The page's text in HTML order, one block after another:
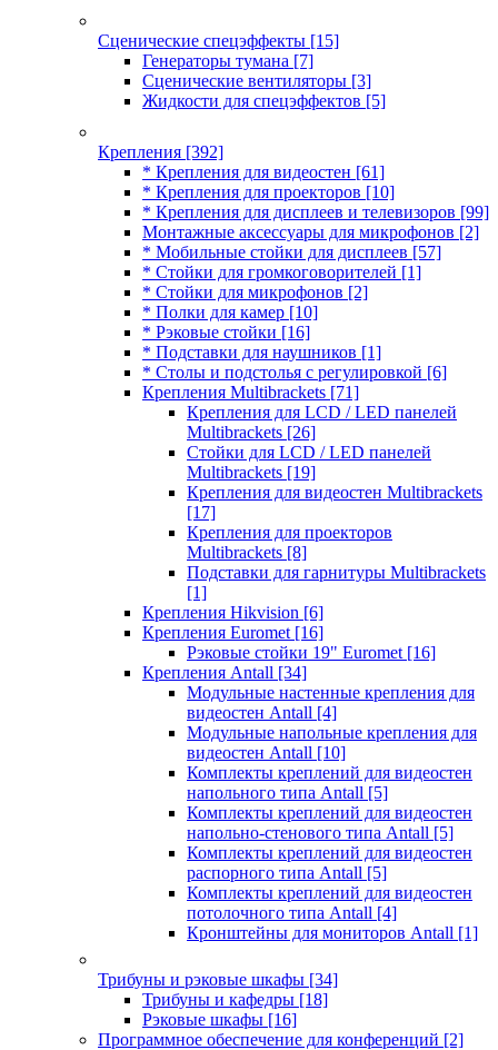
Сценические спецэффекты [15]
Генераторы тумана [7]
Сценические вентиляторы [3]
Жидкости для спецэффектов [5]
Крепления [392]
* Крепления для видеостен [61]
* Крепления для проекторов [10]
* Крепления для дисплеев и телевизоров [99]
Монтажные аксессуары для микрофонов [2]
* Мобильные стойки для дисплеев [57]
* Стойки для громкоговорителей [1]
* Стойки для микрофонов [2]
* Полки для камер [10]
* Рэковые стойки [16]
* Подставки для наушников [1]
* Столы и подстолья с регулировкой [6]
Крепления Multibrackets [71]
Крепления для LCD / LED панелей
Multibrackets [26]
Стойки для LCD / LED панелей
Multibrackets [19]
Крепления для видеостен Multibrackets
[17]
Крепления для проекторов
Multibrackets [8]
Подставки для гарнитуры Multibrackets
[1]
Крепления Hikvision [6]
Крепления Euromet [16]
Рэковые стойки 19" Euromet [16]
Крепления Antall [34]
Модульные настенные крепления для
видеостен Antall [4]
Модульные напольные крепления для
видеостен Antall [10]
Комплекты креплений для видеостен
напольного типа Antall [5]
Комплекты креплений для видеостен
напольно-стенового типа Antall [5]
Комплекты креплений для видеостен
распорного типа Antall [5]
Комплекты креплений для видеостен
потолочного типа Antall [4]
Кронштейны для мониторов Antall [1]
Трибуны и рэковые шкафы [34]
Трибуны и кафедры [18]
Рэковые шкафы [16]
Программное обеспечение для конференций [2]